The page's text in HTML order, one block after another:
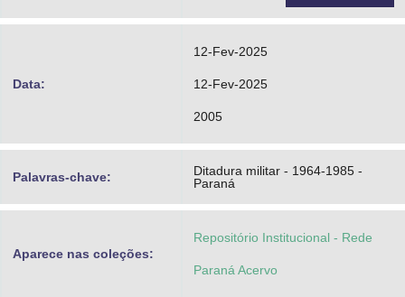
Data:
12-Fev-2025
12-Fev-2025
2005
Palavras-chave:
Ditadura militar - 1964-1985 -
Paraná
Aparece nas coleções:
Repositório Institucional - Rede
Paraná Acervo